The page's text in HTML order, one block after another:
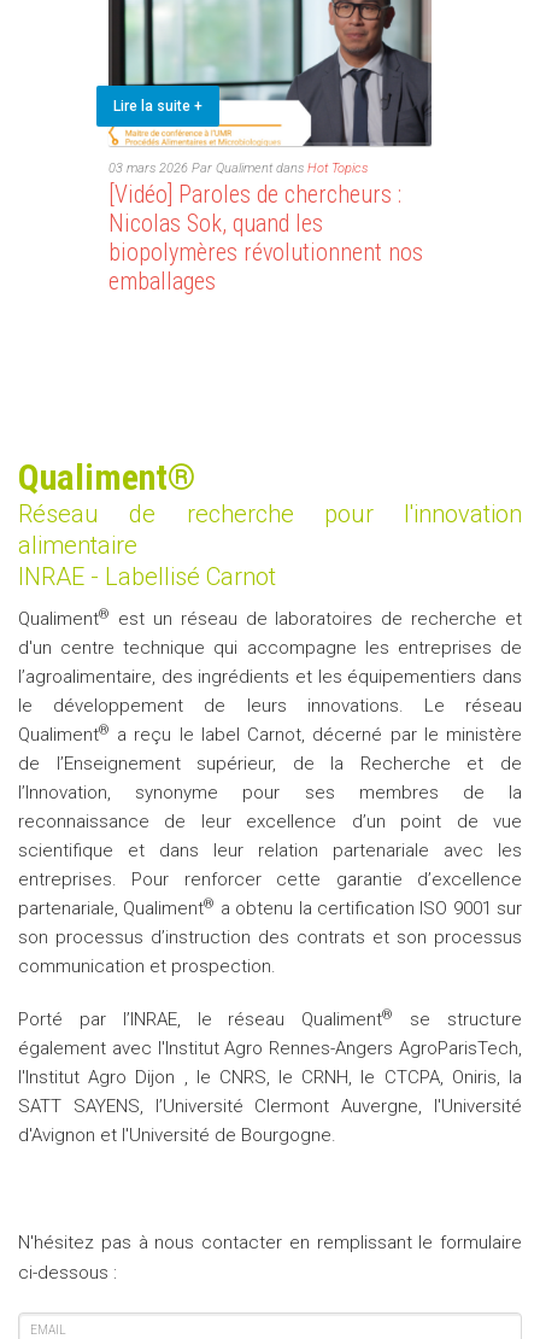
Lire la suite +
03 mars 2026 Par Qualiment dans Hot Topics
[Vidéo] Paroles de chercheurs :
Nicolas Sok, quand les
biopolymères révolutionnent nos
emballages
Qualiment®
Réseau de recherche pour l'innovation
alimentaire
INRAE - Labellisé Carnot
Qualiment®
est un réseau de laboratoires de recherche et
d'un centre technique qui accompagne les entreprises de
l’agroalimentaire, des ingrédients et les équipementiers dans
le développement de leurs innovations. Le réseau
Qualiment®
a reçu le label Carnot, décerné par le ministère
de l’Enseignement supérieur, de la Recherche et de
l’Innovation, synonyme pour ses membres de la
reconnaissance de leur excellence d’un point de vue
scientifique et dans leur relation partenariale avec les
entreprises. Pour renforcer cette garantie d’excellence
partenariale, Qualiment® a obtenu la certification ISO 9001 sur
son processus d’instruction des contrats et son processus
communication et prospection.
Porté par l’INRAE, le réseau Qualiment®
se structure
également avec l'Institut Agro Rennes-Angers AgroParisTech,
l'Institut Agro Dijon , le CNRS, le CRNH, le CTCPA, Oniris, la
SATT SAYENS, l’Université Clermont Auvergne, l'Université
d'Avignon et l'Université de Bourgogne.
N'hésitez pas à nous contacter en remplissant le formulaire
ci-dessous :
EMAIL